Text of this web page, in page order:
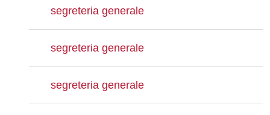
segreteria generale
segreteria generale
segreteria generale